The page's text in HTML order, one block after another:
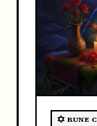
RUNE